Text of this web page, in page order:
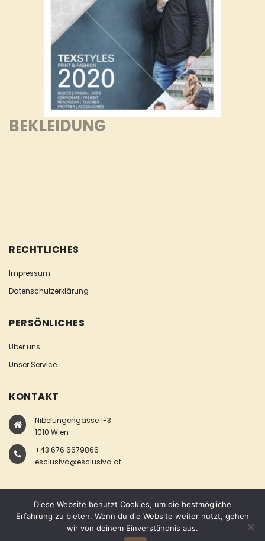
BEKLEIDUNG
RECHTLICHES
Impressum
Datenschutzerklärung
PERSÖNLICHES
Über uns
Unser Service
KONTAKT
Nibelungengasse 1-3
1010 Wien
+43 676 6679866
esclusiva@esclusiva.at
COPYRIGHT © ESCLUSIVA
Diese Website benutzt Cookies, um die bestmögliche
Erfahrung zu bieten. Wenn du die Website weiter nutzt, gehen
wir von deinem Einverständnis aus.